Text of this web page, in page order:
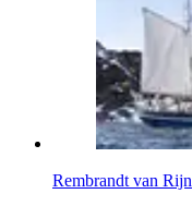
Rembrandt van Rijn